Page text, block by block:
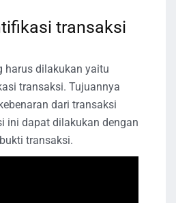
transaksi
harus dilakukan yaitu
transaksi. Tujuannya
dari transaksi
ini dapat dilakukan dengan
transaksi.